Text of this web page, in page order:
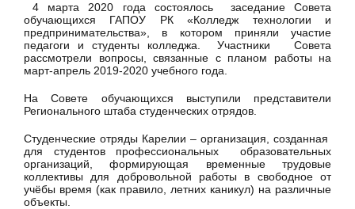
4 марта 2020 года состоялось заседание Совета
обучающихся ГАПОУ РК «Колледж технологии и
предпринимательства», в котором приняли участие
педагоги и студенты колледжа. Участники Совета
рассмотрели вопросы, связанные с планом работы на
март-апрель 2019-2020 учебного года.
На Совете обучающихся выступили представители
Регионального штаба студенческих отрядов.
Студенческие отряды Карелии – организация, созданная
для студентов профессиональных образовательных
организаций, формирующая временные трудовые
коллективы для добровольной работы в свободное от
учёбы время (как правило, летних каникул) на различные
объекты.